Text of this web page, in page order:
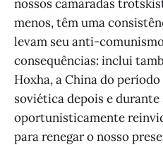
nossos camaradas
menos, têm uma
levam seu anti-
consequências: inclui
Hoxha, a China do
soviética depois e
oportunisticamente
para renegar o nosso